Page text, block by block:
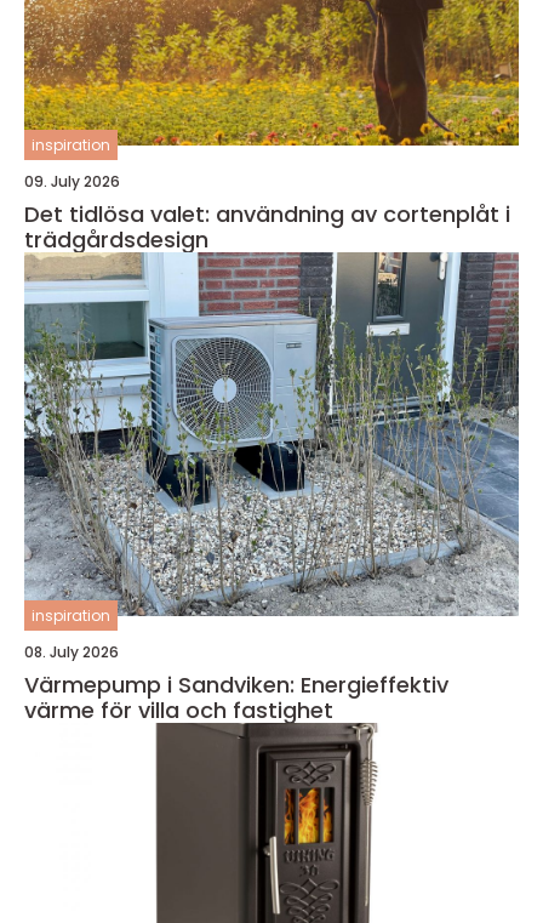
inspiration
09. July 2026
Det tidlösa valet: användning av cortenplåt i
trädgårdsdesign
inspiration
08. July 2026
Värmepump i Sandviken: Energieffektiv
värme för villa och fastighet